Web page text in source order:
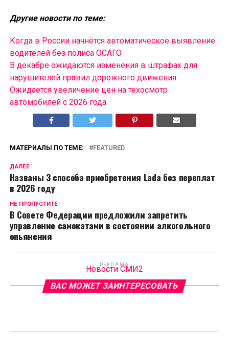
Другие новости по теме:
Когда в России начнётся автоматическое выявление
водителей без полиса ОСАГО
В декабре ожидаются изменения в штрафах для
нарушителей правил дорожного движения
Ожидается увеличение цен на техосмотр
автомобилей с 2026 года
МАТЕРИАЛЫ ПО ТЕМЕ: FEATURED
ДАЛЕЕ
Названы 3 способа приобретения Lada без переплат
в 2026 году
НЕ ПРОПУСТИТЕ
В Совете Федерации предложили запретить
управление самокатами в состоянии алкогольного
опьянения
РЕКЛАМА
Новости СМИ2
ВАС МОЖЕТ ЗАИНТЕРЕСОВАТЬ